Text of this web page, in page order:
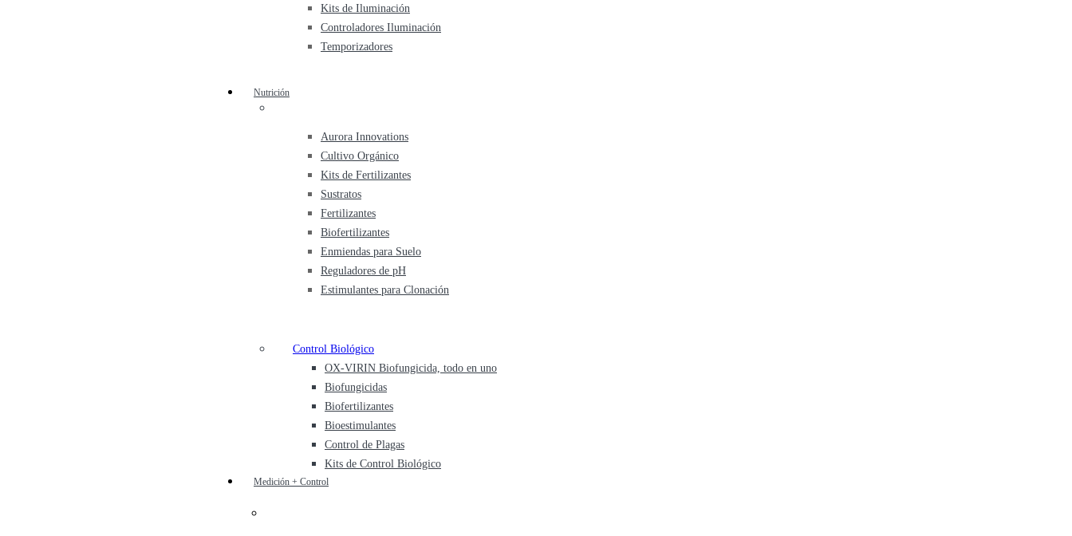
Kits de Iluminación
Controladores Iluminación
Temporizadores
Nutrición
Aurora Innovations
Cultivo Orgánico
Kits de Fertilizantes
Sustratos
Fertilizantes
Biofertilizantes
Enmiendas para Suelo
Reguladores de pH
Estimulantes para Clonación
Control Biológico
OX-VIRIN Biofungicida, todo en uno
Biofungicidas
Biofertilizantes
Bioestimulantes
Control de Plagas
Kits de Control Biológico
Medición + Control